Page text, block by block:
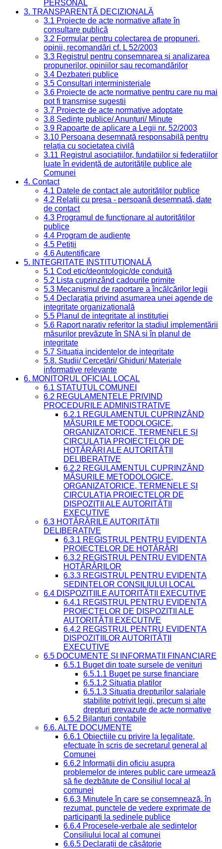
PERSONAL
3. TRANSPARENȚĂ DECIZIONALĂ
3.1 Proiecte de acte normative aflate în
consultare publică
3.2 Formular pentru colectarea de propuneri,
opinii, recomandări cf. L 52/2003
3.3 Registrul pentru consemnarea și analizarea
propunerilor, opiniilor sau recomandărilor
3.4 Dezbateri publice
3.5 Consultari interministeriale
3.6 Proiecte de acte normative pentru care nu mai
pot fi transmise sugestii
3.7 Proiecte de acte normative adoptate
3.8 Ședințe publice/ Anunțuri/ Minute
3.9 Rapoarte de aplicare a Legii nr. 52/2003
3.10 Persoana desemnată responsabilă pentru
relația cu societatea civilă
3.11 Registrul asociațiilor, fundațiilor și federațiilor
luate în evidență de autoritățile publice ale
Comunei
4. Contact
4.1 Datele de contact ale autorităților publice
4.2 Relații cu presa - persoană desemnată, date
de contact
4.3 Programul de funcționare al autorităților
publice
4.4 Program de audiențe
4.5 Petiții
4.6 Autentificare
5. INTEGRITATE INSTITUȚIONALĂ
5.1 Cod etic/deontologic/de conduită
5.2 Lista cuprinzând cadourile primite
5.3 Mecanismul de raportare a încălcărilor legii
5.4 Declarația privind asumarea unei agende de
integritate organizațională
5.5 Planul de integritate al instituției
5.6 Raport narativ referitor la stadiul implementării
măsurilor prevăzute în SNA și în planul de
integritate
5.7 Situația incidentelor de integritate
5.8. Studii/ Cercetări/ Ghiduri/ Materiale
informative relevante
6. MONITORUL OFICIAL LOCAL
6.1 STATUTUL COMUNEI
6.2 REGULAMENTELE PRIVIND
PROCEDURILE ADMINISTRATIVE
6.2.1 REGULAMENTUL CUPRINZÂND
MĂSURILE METODOLOGICE,
ORGANIZATORICE, TERMENELE ȘI
CIRCULAȚIA PROIECTELOR DE
HOTĂRÂRI ALE AUTORITĂȚII
DELIBERATIVE
6.2.2 REGULAMENTUL CUPRINZÂND
MĂSURILE METODOLOGICE,
ORGANIZATORICE, TERMENELE ȘI
CIRCULAȚIA PROIECTELOR DE
DISPOZIȚII ALE AUTORITĂȚII
EXECUTIVE
6.3 HOTĂRÂRILE AUTORITĂȚII
DELIBERATIVE
6.3.1 REGISTRUL PENTRU EVIDENȚA
PROIECTELOR DE HOTĂRÂRI
6.3.2 REGISTRUL PENTRU EVIDENȚA
HOTĂRÂRILOR
6.3.3 REGISTRUL PENTRU EVIDENȚA
ȘEDINȚELOR CONSILIULUI LOCAL
6.4 DISPOZIȚIILE AUTORITĂȚII EXECUTIVE
6.4.1 REGISTRUL PENTRU EVIDENȚA
PROIECTELOR DE DISPOZIȚII ALE
AUTORITĂȚII EXECUTIVE
6.4.2 REGISTRUL PENTRU EVIDENȚA
DISPOZIȚIILOR AUTORITĂȚII
EXECUTIVE
6.5 DOCUMENTE ȘI INFORMAȚII FINANCIARE
6.5.1 Buget din toate sursele de venituri
6.5.1.1 Buget pe surse financiare
6.5.1.2 Situatia platilor
6.5.1.3 Situatia drepturilor salariale
stabilite potrivit legii, precum si alte
drepturi prevazute de acte normative
6.5.2 Bilanturi contabile
6.6. ALTE DOCUMENTE
6.6.1 Obiecțiile cu privire la legalitate,
efectuate în scris de secretarul general al
Comunei
6.6.2 Informații din oficiu asupra
problemelor de interes public care urmează
să fie dezbătute de Consiliul local al
comunei
6.6.3 Minutele în care se consemnează, în
rezumat, punctele de vedere exprimate de
participanți la ședinele publice
6.6.4 Procesele-verbale ale ședințelor
Consiliului local al comunei
6.6.5 Declarații de căsătorie